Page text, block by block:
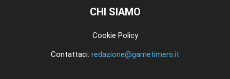
CHI SIAMO
Cookie Policy
Contattaci: redazione@gametimers.it